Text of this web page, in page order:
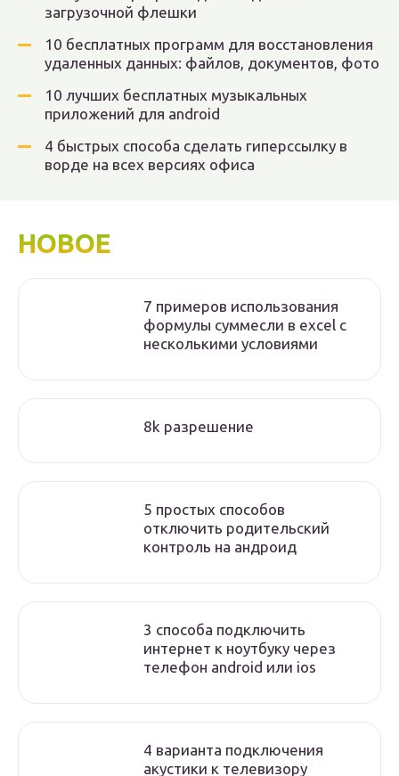
загрузочной флешки
10 бесплатных программ для восстановления
удаленных данных: файлов, документов, фото
10 лучших бесплатных музыкальных
приложений для android
4 быстрых способа сделать гиперссылку в
ворде на всех версиях офиса
НОВОЕ
7 примеров использования
формулы суммесли в excel с
несколькими условиями
8k разрешение
5 простых способов
отключить родительский
контроль на андроид
3 способа подключить
интернет к ноутбуку через
телефон android или ios
4 варианта подключения
акустики к телевизору